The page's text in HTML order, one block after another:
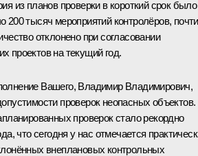
из планов проверки в короткий срок было
200 тысяч мероприятий контролёров, почти
отклонено при согласовании
проектов на текущий год.
Вашего, Владимир Владимирович,
проверок неопасных объектов.
проверок стало рекордно
что сегодня у нас отмечается
внеплановых контрольных